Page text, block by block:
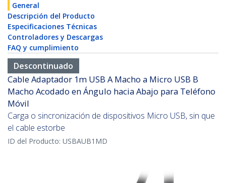
General
Descripción del Producto
Especificaciones Técnicas
Controladores y Descargas
FAQ y cumplimiento
Descontinuado
Cable Adaptador 1m USB A Macho a Micro USB B
Macho Acodado en Ángulo hacia Abajo para Teléfono
Móvil
Carga o sincronización de dispositivos Micro USB, sin que
el cable estorbe
ID del Producto: USBAUB1MD